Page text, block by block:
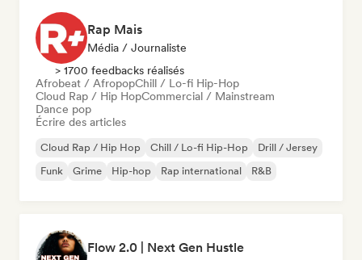
Rap Mais
Média / Journaliste
> 1700 feedbacks réalisés
Afrobeat / AfropopChill / Lo-fi Hip-Hop
Cloud Rap / Hip HopCommercial / Mainstream
Dance pop
Écrire des articles
Cloud Rap / Hip Hop Chill / Lo-fi Hip-Hop
Drill / Jersey
Funk
Grime Hip-hop Rap international R&B
Flow 2.0 | Next Gen Hustle